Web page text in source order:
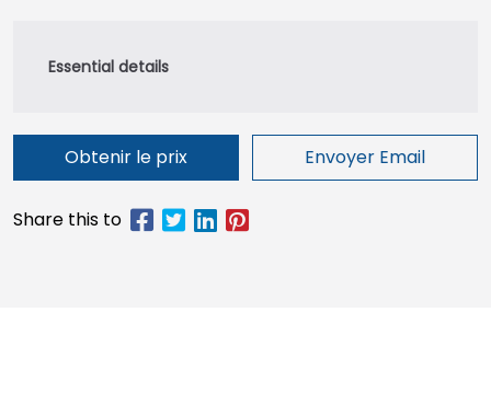
Obtenir le prix Envoyer Email